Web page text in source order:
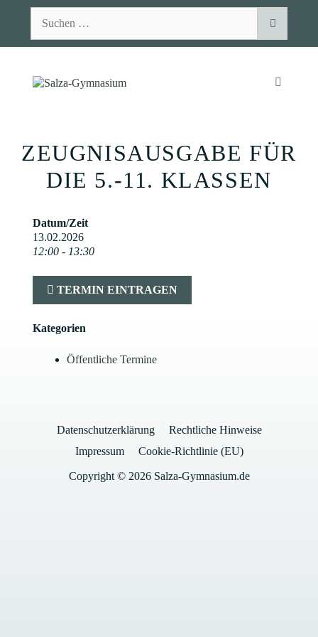
nach:
ZEUGNISAUSGABE FÜR
DIE 5.-11. KLASSEN
Datum/Zeit
13.02.2026
12:00 - 13:30
TERMIN EINTRAGEN
Kategorien
Öffentliche Termine
Datenschutzerklärung
Rechtliche Hinweise
Impressum
Cookie-Richtlinie (EU)
Copyright © 2026 Salza-Gymnasium.de